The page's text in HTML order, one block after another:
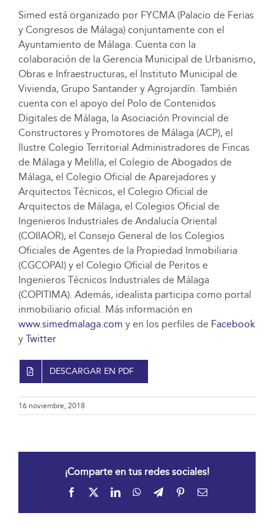
Simed está organizado por FYCMA (Palacio de Ferias
y Congresos de Málaga) conjuntamente con el
Ayuntamiento de Málaga. Cuenta con la
colaboración de la Gerencia Municipal de Urbanismo,
Obras e Infraestructuras, el Instituto Municipal de
Vivienda, Grupo Santander y Agrojardín. También
cuenta con el apoyo del Polo de Contenidos
Digitales de Málaga, la Asociación Provincial de
Constructores y Promotores de Málaga (ACP), el
Ilustre Colegio Territorial Administradores de Fincas
de Málaga y Melilla, el Colegio de Abogados de
Málaga, el Colegio Oficial de Aparejadores y
Arquitectos Técnicos, el Colegio Oficial de
Arquitectos de Málaga, el Colegios Oficial de
Ingenieros Industriales de Andalucía Oriental
(COIIAOR), el Consejo General de los Colegios
Oficiales de Agentes de la Propiedad Inmobiliaria
(CGCOPAI) y el Colegio Oficial de Peritos e
Ingenieros Técnicos Industriales de Málaga
(COPITIMA). Además, idealista participa como portal
inmobiliario oficial. Más información en
www.simedmalaga.com y en los perfiles de Facebook
y Twitter
DESCARGAR EN PDF
16 noviembre, 2018
¡Comparte en tus redes sociales!
Facebook LinkedInWhatsApp
TelegramPinterestCorreo